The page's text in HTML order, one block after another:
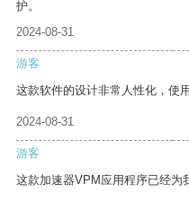
护。
2024-08-31
游客
这款软件的设计非常人性化，使
2024-08-31
游客
这款加速器VPM应用程序已经为